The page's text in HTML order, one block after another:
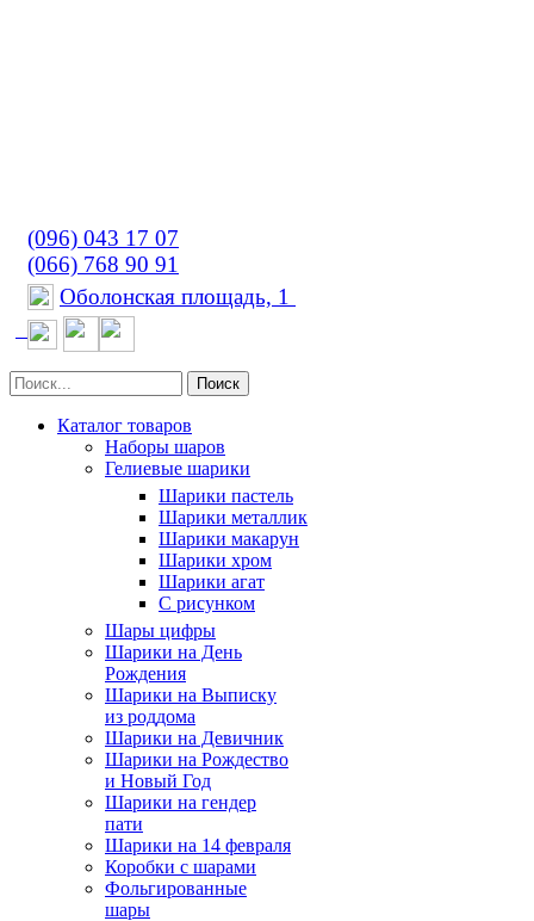
(096) 043 17 07
(066) 768 90 91
Оболонская площадь, 1
Поиск
Каталог товаров
Наборы шаров
Гелиевые шарики
Шарики пастель
Шарики металлик
Шарики макарун
Шарики хром
Шарики агат
С рисунком
Шары цифры
Шарики на День
Рождения
Шарики на Выписку
из роддома
Шарики на Девичник
Шарики на Рождество
и Новый Год
Шарики на гендер
пати
Шарики на 14 февраля
Коробки с шарами
Фольгированные
шары